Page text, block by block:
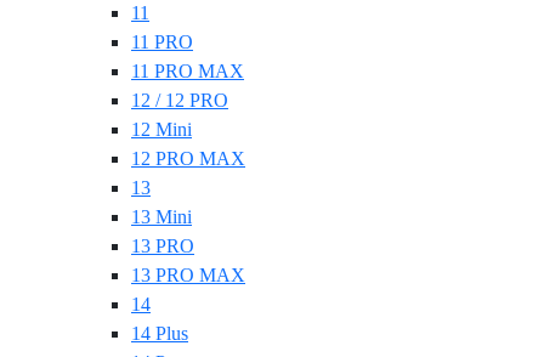
11
11 PRO
11 PRO MAX
12 / 12 PRO
12 Mini
12 PRO MAX
13
13 Mini
13 PRO
13 PRO MAX
14
14 Plus